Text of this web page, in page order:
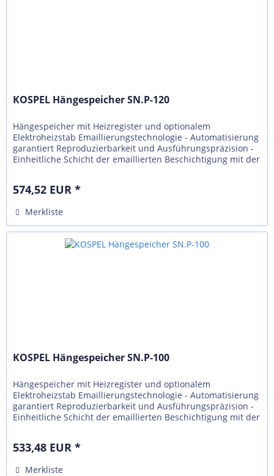
KOSPEL Hängespeicher SN.P-120
Hängespeicher mit Heizregister und optionalem
Elektroheizstab Emaillierungstechnologie - Automatisierung
garantiert Reproduzierbarkeit und Ausführungspräzision -
Einheitliche Schicht der emaillierten Beschichtigung mit der
574,52 EUR *
Merkliste
KOSPEL Hängespeicher SN.P-100
Hängespeicher mit Heizregister und optionalem
Elektroheizstab Emaillierungstechnologie - Automatisierung
garantiert Reproduzierbarkeit und Ausführungspräzision -
Einheitliche Schicht der emaillierten Beschichtigung mit der
533,48 EUR *
Merkliste